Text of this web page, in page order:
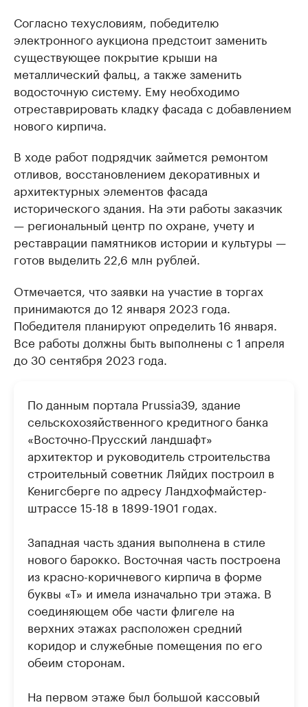
Согласно техусловиям, победителю
электронного аукциона предстоит заменить
существующее покрытие крыши на
металлический фальц, а также заменить
водосточную систему. Ему необходимо
отреставрировать кладку фасада с добавлением
нового кирпича.
В ходе работ подрядчик займется ремонтом
отливов, восстановлением декоративных и
архитектурных элементов фасада
исторического здания. На эти работы заказчик
— региональный центр по охране, учету и
реставрации памятников истории и культуры —
готов выделить 22,6 млн рублей.
Отмечается, что заявки на участие в торгах
принимаются до 12 января 2023 года.
Победителя планируют определить 16 января.
Все работы должны быть выполнены с 1 апреля
до 30 сентября 2023 года.
По данным портала Prussia39, здание
сельскохозяйственного кредитного банка
«Восточно-Прусский ландшафт»
архитектор и руководитель строительства
строительный советник Ляйдих построил в
Кенигсберге по адресу Ландхофмайстер-
штрассе 15-18 в 1899-1901 годах.
Западная часть здания выполнена в стиле
нового барокко. Восточная часть построена
из красно-коричневого кирпича в форме
буквы «Т» и имела изначально три этажа. В
соединяющем обе части флигеле на
верхних этажах расположен средний
коридор и служебные помещения по его
обеим сторонам.
На первом этаже был большой кассовый